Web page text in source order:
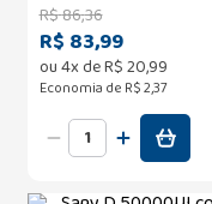
R$86,36
R$ 83,99
ou4x deR$20,99
Economia de R$ 2,37